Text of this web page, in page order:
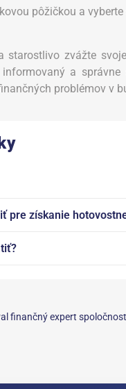
pôžičkou a
zvážte
a
problémov v
pre získanie
finančný expert